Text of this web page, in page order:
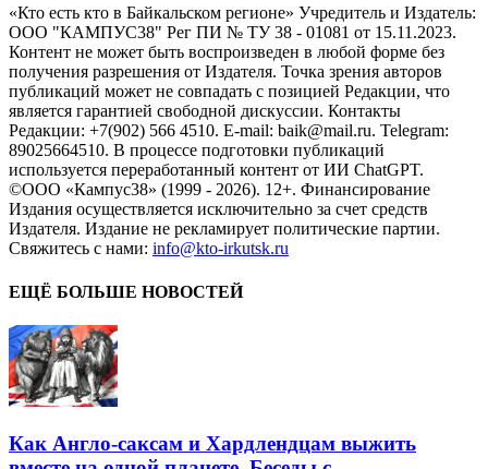
«Кто есть кто в Байкальском регионе» Учредитель и Издатель:
ООО "КАМПУС38" Рег ПИ № ТУ 38 - 01081 от 15.11.2023.
Контент не может быть воспроизведен в любой форме без
получения разрешения от Издателя. Точка зрения авторов
публикаций может не совпадать с позицией Редакции, что
является гарантией свободной дискуссии. Контакты
Редакции: +7(902) 566 4510. E-mail: baik@mail.ru. Telegram:
89025664510. В процессе подготовки публикаций
используется переработанный контент от ИИ ChatGPT.
©ООО «Кампус38» (1999 - 2026). 12+. Финансирование
Издания осуществляется исключительно за счет средств
Издателя. Издание не рекламирует политические партии.
Свяжитесь с нами: info@kto-irkutsk.ru
ЕЩЁ БОЛЬШЕ НОВОСТЕЙ
Как Англо-саксам и Хардлендцам выжить